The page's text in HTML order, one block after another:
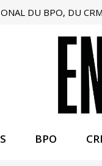
DU BPO, DU
BPO